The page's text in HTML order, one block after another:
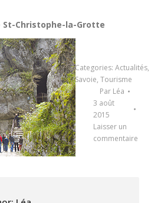
St-Christophe-la-Grotte
Categories: Actualités,
Savoie, Tourisme
Par Léa
3 août
2015
Laisser un
commentaire